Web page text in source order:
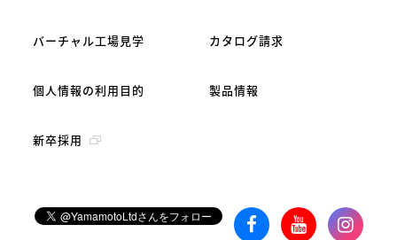
バーチャル工場見学
個人情報の利用目的
新卒採用
カタログ請求
製品情報